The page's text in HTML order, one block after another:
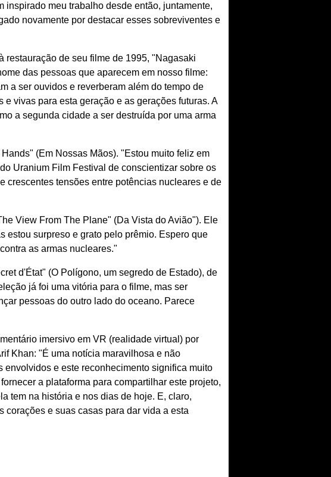
meu trabalho desde então, juntamente,
novamente por destacar esses sobreviventes e
restauração de seu filme de 1995, "Nagasaki
das pessoas que aparecem em nosso filme:
a ser ouvidos e reverberam além do tempo de
vivas para esta geração e as gerações futuras. A
a segunda cidade a ser destruída por uma arma
(Em Nossas Mãos). "Estou muito feliz em
Uranium Film Festival de conscientizar sobre os
crescentes tensões entre potências nucleares e de
View From The Plane" (Da Vista do Avião"). Ele
estou surpreso e grato pelo prêmio. Espero que
as armas nucleares."
d'État" (O Polígono, um segredo de Estado), de
já foi uma vitória para o filme, mas ser
pessoas do outro lado do oceano. Parece
imersivo em VR (realidade virtual) por
Khan: "É uma notícia maravilhosa e não
envolvidos e este reconhecimento significa muito
a plataforma para compartilhar este projeto,
tem na história e nos dias de hoje. E, claro,
e suas casas para dar vida a esta